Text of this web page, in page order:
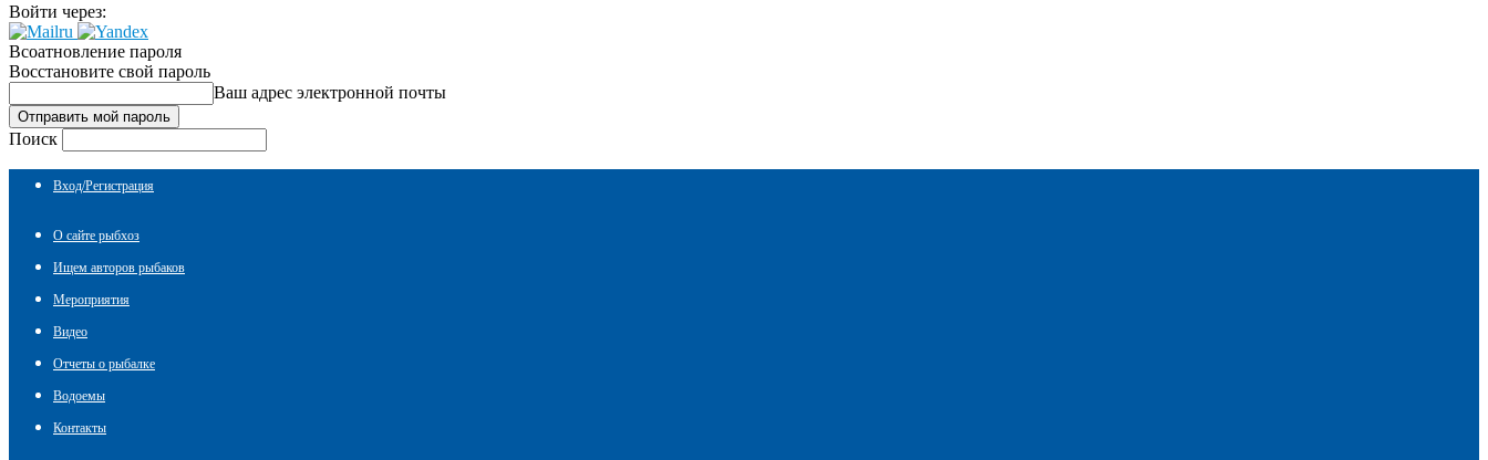
Войти через:
Всоатновление пароля
Восстановите свой пароль
Ваш адрес электронной почты
Поиск
Вход/Регистрация
О сайте рыбхоз
Ищем авторов рыбаков
Мероприятия
Видео
Отчеты о рыбалке
Водоемы
Контакты